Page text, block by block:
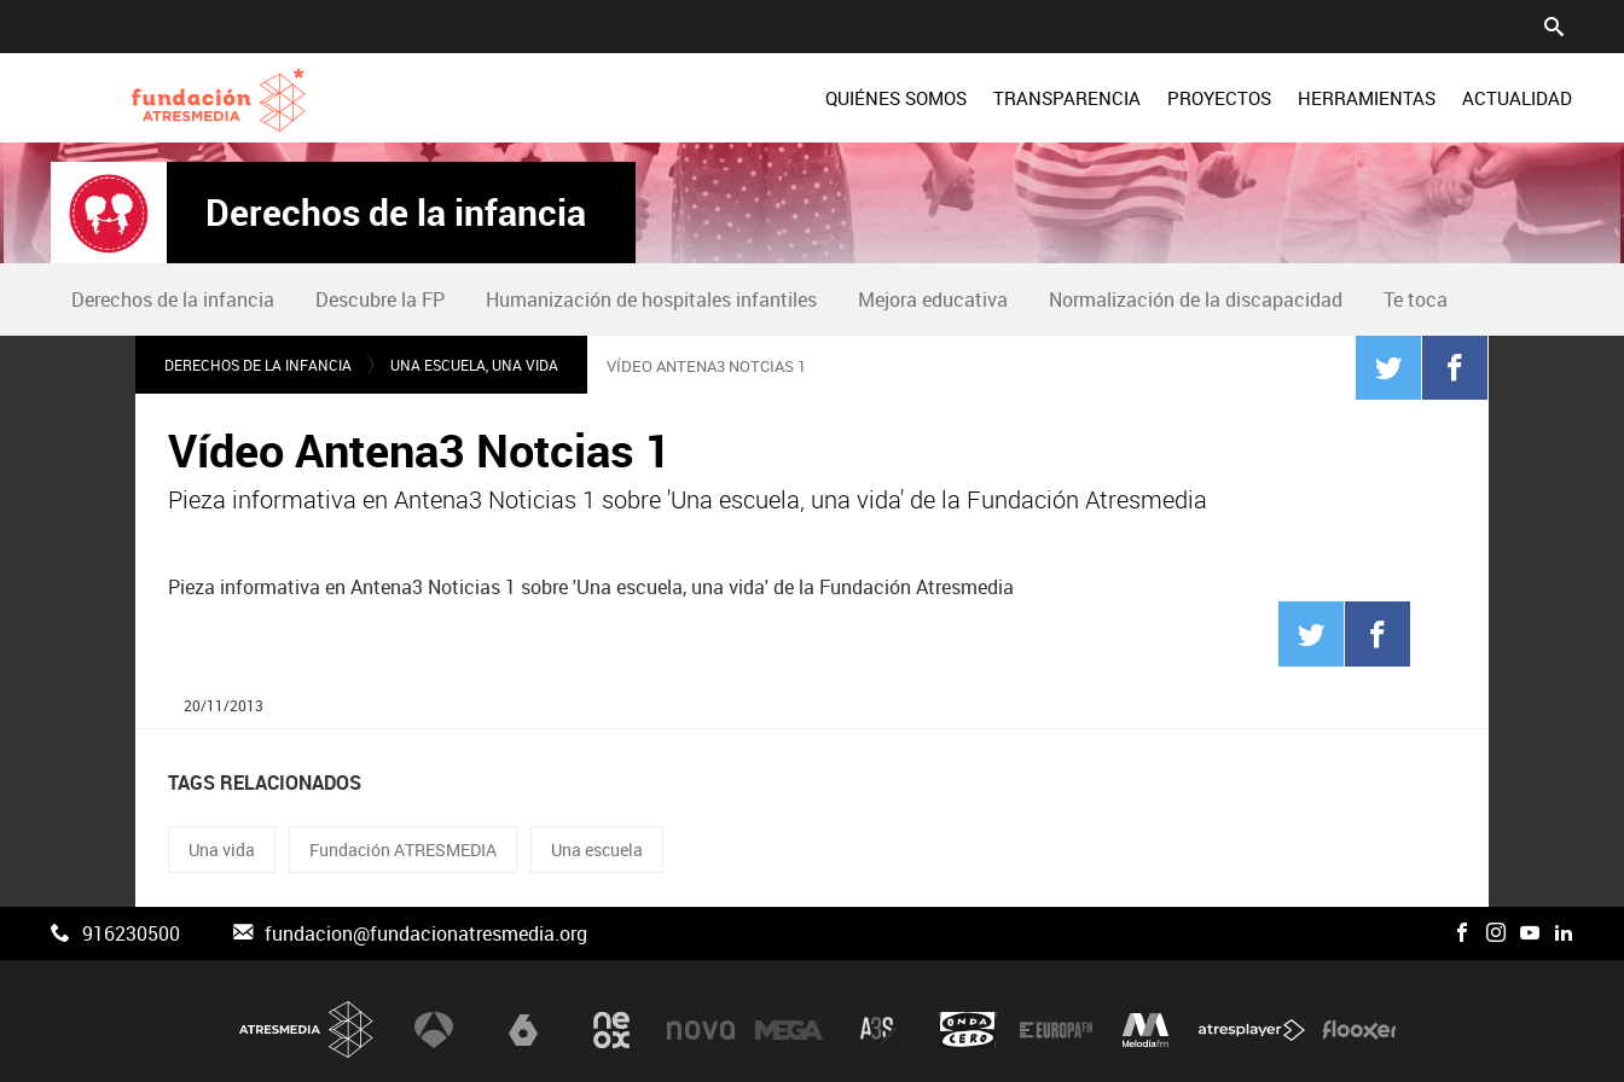
QUIÉNES SOMOS TRANSPARENCIA PROYECTOS HERRAMIENTAS ACTUALIDAD
Derechos de la infancia
Derechos de la infancia Descubre la FP Humanización de hospitales infantiles Mejora educativa Normalización de la discapacidad Te toca
DERECHOS DE LA INFANCIA UNA ESCUELA, UNA VIDA VÍDEO ANTENA3 NOTCIAS 1
Vídeo Antena3 Notcias 1
Pieza informativa en Antena3 Noticias 1 sobre 'Una escuela, una vida' de la Fundación Atresmedia
Pieza informativa en Antena3 Noticias 1 sobre 'Una escuela, una vida' de la Fundación Atresmedia
20/11/2013
TAGS RELACIONADOS
Una vida Fundación ATRESMEDIA Una escuela
916230500 fundacion@fundacionatresmedia.org